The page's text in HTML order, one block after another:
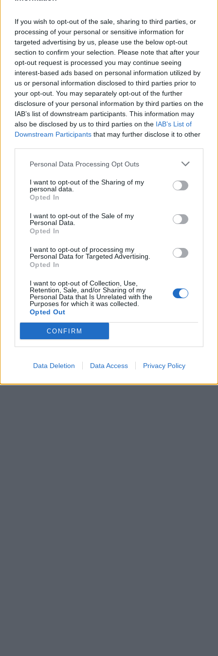
If you wish to opt-out of the sale, sharing to third parties, or
processing of your personal or sensitive information for
targeted advertising by us, please use the below opt-out
section to confirm your selection. Please note that after your
opt-out request is processed you may continue seeing
interest-based ads based on personal information utilized by
us or personal information disclosed to third parties prior to
your opt-out. You may separately opt-out of the further
disclosure of your personal information by third parties on the
IAB’s list of downstream participants. This information may
also be disclosed by us to third parties on the IAB’s List of
Downstream Participants that may further disclose it to other
Personal Data Processing Opt Outs
I want to opt-out of the Sharing of my
personal data.
Opted In
I want to opt-out of the Sale of my
Personal Data.
Opted In
I want to opt-out of processing my
Personal Data for Targeted Advertising.
Opted In
I want to opt-out of Collection, Use,
Retention, Sale, and/or Sharing of my
Personal Data that Is Unrelated with the
Purposes for which it was collected.
Opted Out
CONFIRM
Data Deletion Data Access Privacy Policy
Pripravte vašu pokožku
na sychravé dni
Starostlivosť o pleť v
lete
HODNOTENIE OBCHODU
Objednávala som po prvý
krát cez váš obchod. Tovar
poriadku . Prvá skúsenosť
Renata H.
Spokojnosť na 100%
Získajte viac informácií o Dermocentrum.sk